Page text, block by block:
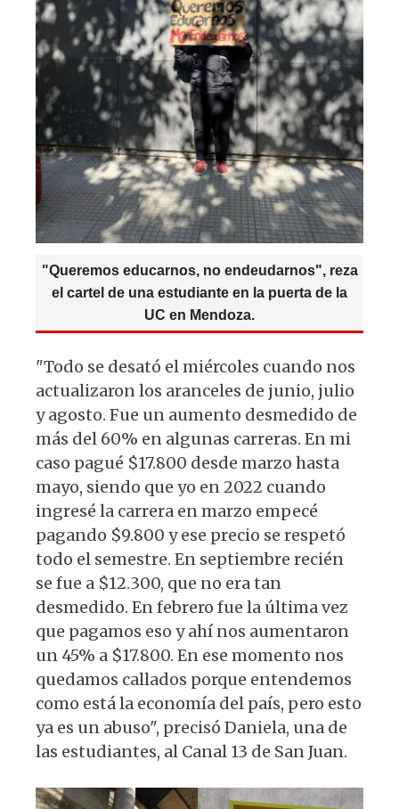
"Queremos educarnos, no endeudarnos", reza
el cartel de una estudiante en la puerta de la
UC en Mendoza.
"Todo se desató el miércoles cuando nos
actualizaron los aranceles de junio, julio
y agosto. Fue un aumento desmedido de
más del 60% en algunas carreras. En mi
caso pagué $17.800 desde marzo hasta
mayo, siendo que yo en 2022 cuando
ingresé la carrera en marzo empecé
pagando $9.800 y ese precio se respetó
todo el semestre. En septiembre recién
se fue a $12.300, que no era tan
desmedido. En febrero fue la última vez
que pagamos eso y ahí nos aumentaron
un 45% a $17.800. En ese momento nos
quedamos callados porque entendemos
como está la economía del país, pero esto
ya es un abuso", precisó Daniela, una de
las estudiantes, al Canal 13 de San Juan.